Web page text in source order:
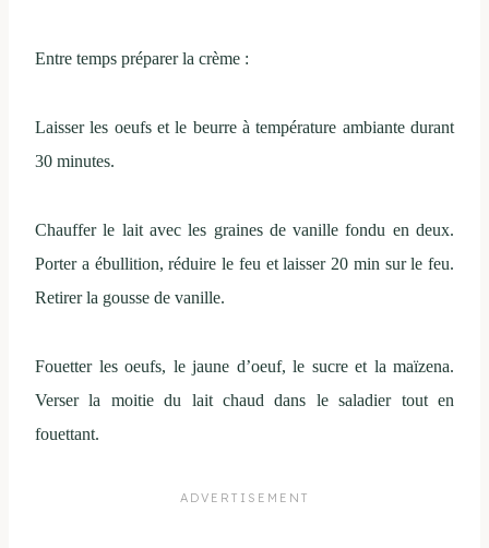
Entre temps préparer la crème :
Laisser les oeufs et le beurre à température ambiante durant
30 minutes.
Chauffer le lait avec les graines de vanille fondu en deux.
Porter a ébullition, réduire le feu et laisser 20 min sur le feu.
Retirer la gousse de vanille.
Fouetter les oeufs, le jaune d’oeuf, le sucre et la maïzena.
Verser la moitie du lait chaud dans le saladier tout en
fouettant.